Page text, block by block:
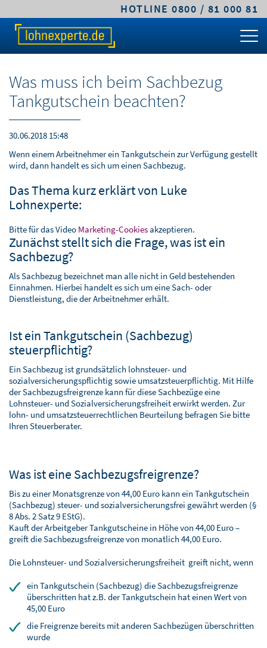
HOTLINE 0800 / 81 000 81
Was muss ich beim Sachbezug
Tankgutschein beachten?
30.06.2018 15:48
Wenn einem Arbeitnehmer ein Tankgutschein zur Verfügung gestellt
wird, dann handelt es sich um einen Sachbezug.
Das Thema kurz erklärt von Luke
Lohnexperte:
Bitte für das Video Marketing-Cookiesakzeptieren.
Zunächst stellt sich die Frage, was ist ein
Sachbezug?
Als Sachbezug bezeichnet man alle nicht in Geld bestehenden
Einnahmen. Hierbei handelt es sich um eine Sach- oder
Dienstleistung, die der Arbeitnehmer erhält.
Ist ein Tankgutschein (Sachbezug)
steuerpflichtig?
Ein Sachbezug ist grundsätzlich lohnsteuer- und
sozialversicherungspflichtig sowie umsatzsteuerpflichtig. Mit Hilfe
der Sachbezugsfreigrenze kann für diese Sachbezüge eine
Lohnsteuer- und Sozialversicherungsfreiheit erwirkt werden. Zur
lohn- und umsatzsteuerrechtlichen Beurteilung befragen Sie bitte
Ihren Steuerberater.
Was ist eine Sachbezugsfreigrenze?
Bis zu einer Monatsgrenze von 44,00 Euro kann ein Tankgutschein
(Sachbezug) steuer- und sozialversicherungsfrei gewährt werden (§
8 Abs. 2 Satz 9 EStG).
Kauft der Arbeitgeber Tankgutscheine in Höhe von 44,00 Euro –
greift die Sachbezugsfreigrenze von monatlich 44,00 Euro.
Die Lohnsteuer- und Sozialversicherungsfreiheit greift nicht, wenn
ein Tankgutschein (Sachbezug) die Sachbezugsfreigrenze
überschritten hat z.B. der Tankgutschein hat einen Wert von
45,00 Euro
die Freigrenze bereits mit anderen Sachbezügen überschritten
wurde
TARIFE & LÖSUNGEN
PREIS-RECHNER
TARIFVERGLEICH
KLEINE UND MITTLERE UNTERNEHMEN
GROSSUNTERNEHMEN
ÖFFENTLICHER DIENST / VERWALTUNG
BAULOHNABRECHNUNG FÜR
STEUERBERATER
SOFTWARELÖSUNGEN
KLEINE UND MITTLERE UNTERNEHMEN
CLASSIC.LOHN
COMFORT.LOHN
COMFORT.BAULOHN
MITTELSTANDS- UND GROSSUNTERNEHMEN
PREMIUM.LOHN
PREMIUM.SYSTEM
FACHWISSEN
GEHALTSRECHNER
ARBEITGEBERKOSTEN
PFÄNDUNGSRECHNER
PKW-SACHBEZUG
ONLINEKURS
ÜBER LOHNEXPERTE
LEISTUNGEN
ABLAUF & VORTEILE
SICHERHEIT & VERTRAUEN
AGB & TARIFE
JOBS